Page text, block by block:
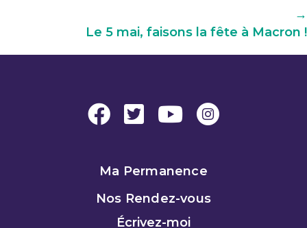
→
Le 5 mai, faisons la fête à Macron !
Ma Permanence
Nos Rendez-vous
Écrivez-moi